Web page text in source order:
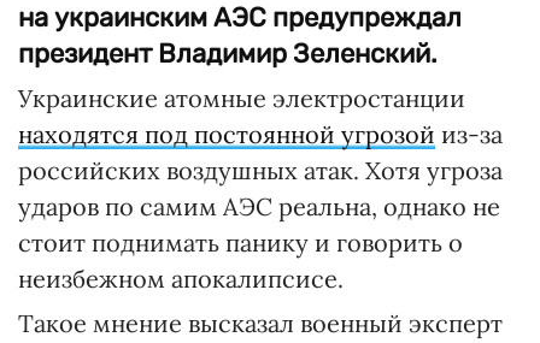
на украинским АЭС предупреждал
президент Владимир Зеленский.
Украинские атомные электростанции
находятся под постоянной угрозой из-за
российских воздушных атак. Хотя угроза
ударов по самим АЭС реальна, однако не
стоит поднимать панику и говорить о
неизбежном апокалипсисе.
Такое мнение высказал военный эксперт